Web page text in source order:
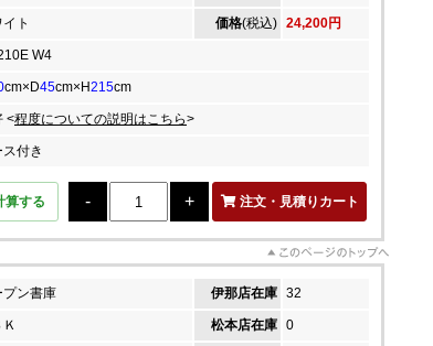
ト 価格(税込) 24,200円
W4
cm×D45cm×H215cm
<程度についての説明はこちら>
付き
算する 注文・見積りカート
プン書庫 伊那店在庫 32
松本店在庫 0